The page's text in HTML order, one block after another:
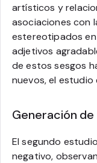
artísticos y
asociaciones con
estereotipados
adjetivos
de estos sesgos
nuevos, el
Generación
El segundo
negativo,